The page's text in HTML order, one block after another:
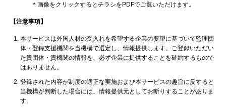
＊画像をクリックするとチラシをPDFでご覧いただけます。
【注意事項】
本サービスは外国人材の受入れを希望する企業の要望に基づいて監理団
体・登録支援機関を当機構で選定し、情報提供します。ご登録いただい
た貴団体・貴機関の情報を、必ず企業に提供することを確約するもので
はありません。
登録された内容が制度の適正な実施および本サービスの趣旨に反すると
当機構が判断した場合には、情報提供元としてお断りすることがありま
す。